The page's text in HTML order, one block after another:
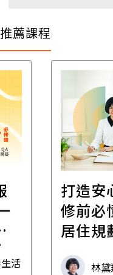
推薦課程
活
打造安
修前必
居住規
林